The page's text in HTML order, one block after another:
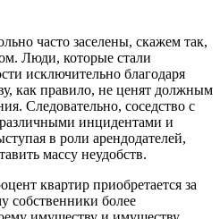
часто заселены, скажем так,
Люди, которые стали
исключительно благодаря
как правило, не ценят должным
Следовательно, соседство с
инцидентами и
в роли арендодателей,
массу неудобств.
квартир приобретается за
собственники более